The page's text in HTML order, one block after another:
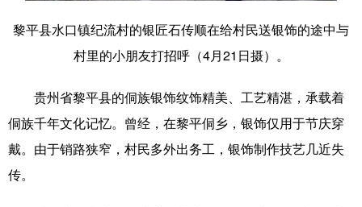
文化产业
黎平县水口镇纪流村的银匠石传顺在给村民送银饰的途中与
村里的小朋友打招呼（4月21日摄）。
贵州省黎平县的侗族银饰纹饰精美、工艺精湛，承载着
侗族千年文化记忆。曾经，在黎平侗乡，银饰仅用于节庆穿
戴。由于销路狭窄，村民多外出务工，银饰制作技艺几近失
传。